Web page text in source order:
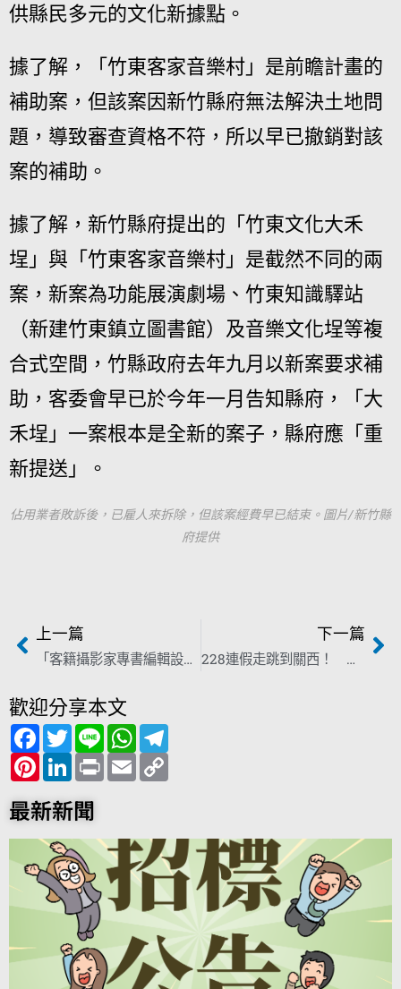
供縣民多元的文化新據點。
據了解，「竹東客家音樂村」是前瞻計畫的
補助案，但該案因新竹縣府無法解決土地問
題，導致審查資格不符，所以早已撤銷對該
案的補助。
據了解，新竹縣府提出的「竹東文化大禾
埕」與「竹東客家音樂村」是截然不同的兩
案，新案為功能展演劇場、竹東知識驛站
（新建竹東鎮立圖書館）及音樂文化埕等複
合式空間，竹縣政府去年九月以新案要求補
助，客委會早已於今年一月告知縣府，「大
禾埕」一案根本是全新的案子，縣府應「重
新提送」。
佔用業者敗訴後，已雇人來拆除，但該案經費早已結束。圖片/新竹縣
府提供
上一篇
「客籍攝影家專書編輯設計製作」勞務採購案（案號：HPCF1110003）公告
下一篇
228連假走跳到關西！ 客庄券讓你一秒變文青
歡迎分享本文
F
a
c
e
b
o
o
k
T
w
i
t
t
e
r
L
i
n
e
W
h
a
t
s
p m
P
i
n
t
e
r
e
s
t
L
i
n
k
e
d
I
n
P
r
i
E
m
a
i
n
k
最新新聞